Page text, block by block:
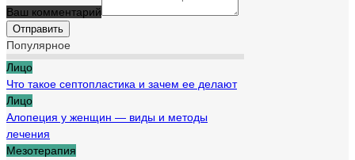
Ваш комментарий
Популярное
Лицо
Что такое септопластика и зачем ее делают
Лицо
Алопеция у женщин — виды и методы
лечения
Мезотерапия